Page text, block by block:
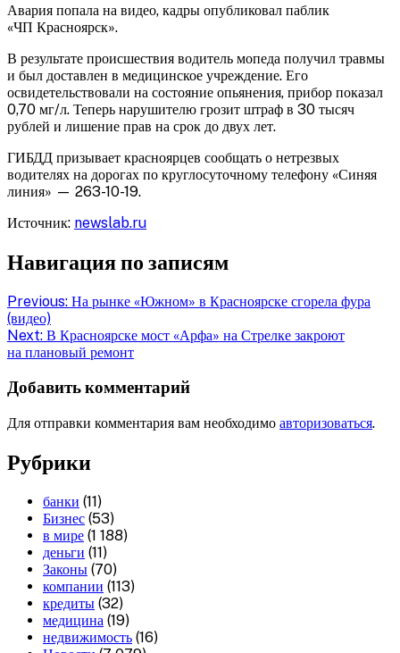
Авария попала на видео, кадры опубликовал паблик
«ЧП Красноярск».
В результате происшествия водитель мопеда получил травмы
и был доставлен в медицинское учреждение. Его
освидетельствовали на состояние опьянения, прибор показал
0,70 мг/л. Теперь нарушителю грозит штраф в 30 тысяч
рублей и лишение прав на срок до двух лет.
ГИБДД призывает красноярцев сообщать о нетрезвых
водителях на дорогах по круглосуточному телефону «Синяя
линия» — 263-10-19.
Источник: newslab.ru
Навигация по записям
Previous: На рынке «Южном» в Красноярске сгорела фура
(видео)
Next: В Красноярске мост «Арфа» на Стрелке закроют
на плановый ремонт
Добавить комментарий
Для отправки комментария вам необходимо авторизоваться.
Рубрики
банки (11)
Бизнес (53)
в мире (1 188)
деньги (11)
Законы (70)
компании (113)
кредиты (32)
медицина (19)
недвижимость (16)